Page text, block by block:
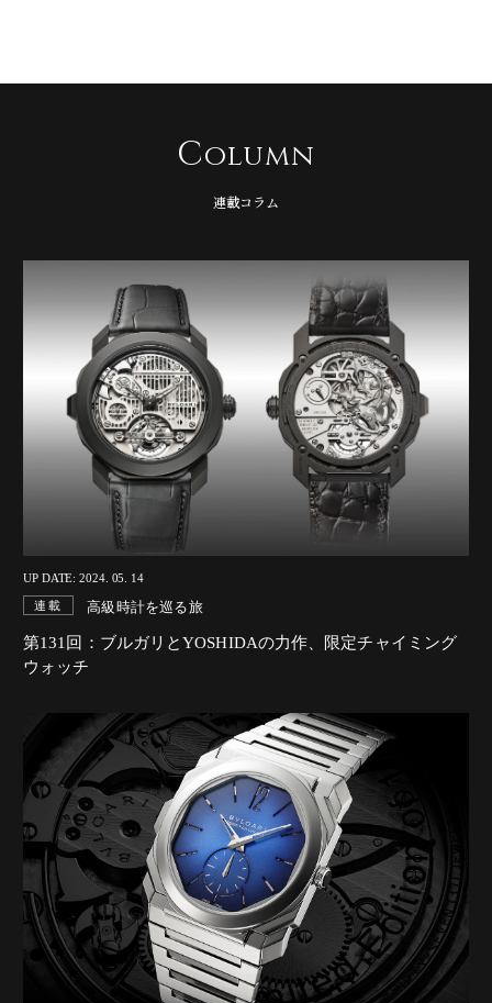
Column
連載コラム
UP DATE: 2024. 05. 14
連載 高級時計を巡る旅
第131回：ブルガリとYOSHIDAの力作、限定チャイミング
ウォッチ